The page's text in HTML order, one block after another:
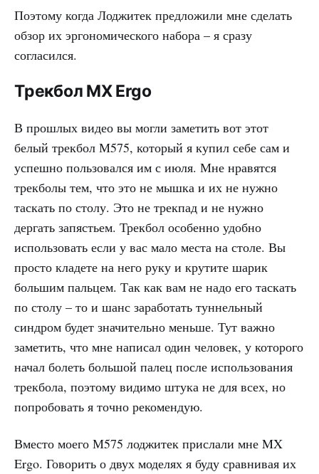
Поэтому когда Лоджитек предложили мне сделать
обзор их эргономического набора – я сразу
согласился.
Трекбол MX Ergo
В прошлых видео вы могли заметить вот этот
белый трекбол М575, который я купил себе сам и
успешно пользовался им с июля. Мне нравятся
трекболы тем, что это не мышка и их не нужно
таскать по столу. Это не трекпад и не нужно
дергать запястьем. Трекбол особенно удобно
использовать если у вас мало места на столе. Вы
просто кладете на него руку и крутите шарик
большим пальцем. Так как вам не надо его таскать
по столу – то и шанс заработать туннельный
синдром будет значительно меньше. Тут важно
заметить, что мне написал один человек, у которого
начал болеть большой палец после использования
трекбола, поэтому видимо штука не для всех, но
попробовать я точно рекомендую.
Вместо моего М575 лоджитек прислали мне MX
Ergo. Говорить о двух моделях я буду сравнивая их